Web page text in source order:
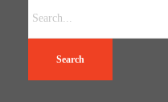
Search